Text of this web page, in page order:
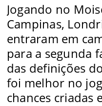
Jogando no
Campinas,
entraram em
para a segunda
das definições
foi melhor no
chances criadas